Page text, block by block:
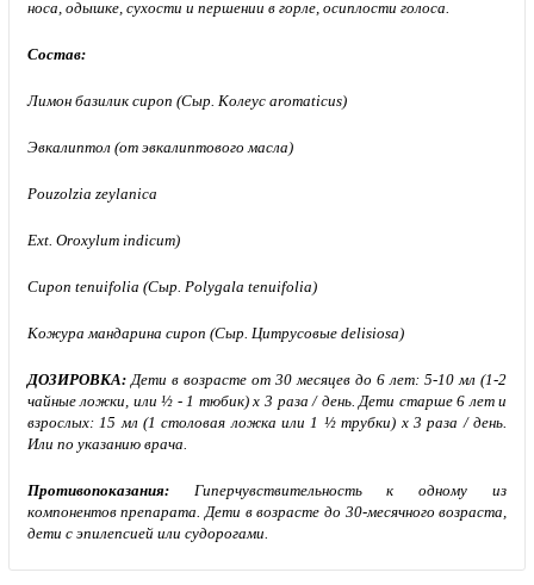
носа, одышке, сухости и першении в горле, осиплости голоса.
Состав:
Лимон базилик сироп (Сыр. Колеус aromaticus)
Эвкалиптол (от эвкалиптового масла)
Pouzolzia zeylanica
Ext. Oroxylum indicum)
Сироп tenuifolia (Сыр. Polygala tenuifolia)
Кожура мандарина сироп (Сыр. Цитрусовые delisiosa)
ДОЗИРОВКА:Дети в возрасте от 30 месяцев до 6 лет: 5-10 мл (1-2
чайные ложки, или ½ - 1 тюбик) х 3 раза / день. Дети старше 6 лет и
взрослых: 15 мл (1 столовая ложка или 1 ½ трубки) х 3 раза / день.
Или по указанию врача.
Противопоказания:Гиперчувствительность к одному из
компонентов препарата. Дети в возрасте до 30-месячного возраста,
дети с эпилепсией или судорогами.